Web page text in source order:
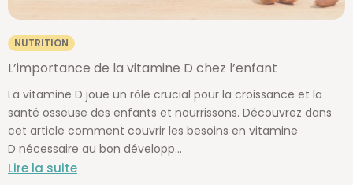
NUTRITION
L’importance de la vitamine D chez l’enfant
La vitamine D joue un rôle crucial pour la croissance et la
santé osseuse des enfants et nourrissons. Découvrez dans
cet article comment couvrir les besoins en vitamine
D nécessaire au bon développ...
Lire la suite